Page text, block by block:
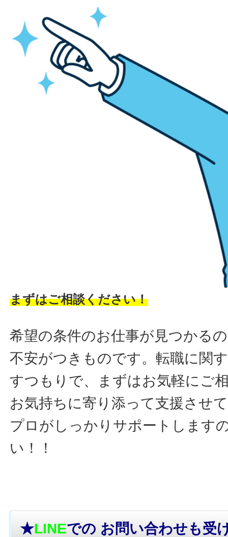
まずはご相談ください！
希望の条件のお仕事が見つかる
不安がつきものです。転職に関
すつもりで、まずはお気軽にご
お気持ちに寄り添って支援させ
プロがしっかりサポートします
い！！
★LINEでの お問い合わせも受